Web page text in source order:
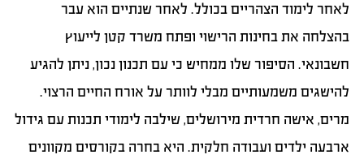
לאחר לימוד הצהריים בכולל. לאחר שנתיים הוא עבר
בהצלחה את בחינות הרישוי ופתח משרד קטן לייעוץ
חשבונאי. הסיפור שלו ממחיש כי עם תכנון נכון, ניתן להגיע
להישגים משמעותיים מבלי לוותר על אורח החיים הרצוי.
מרים, אישה חרדית מירושלים, שילבה לימודי תכנות עם גידול
ארבעה ילדים ועבודה חלקית. היא בחרה בקורסים מקוונים